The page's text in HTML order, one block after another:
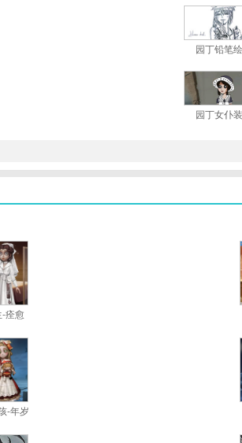
园丁铅笔绘
园丁女仆装
痊愈
-年岁